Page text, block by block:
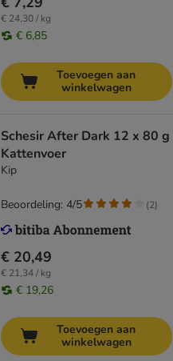
€ 24,30 / kg
€ 6,85
Toevoegen aan
winkelwagen
Schesir After Dark 12 x 80 g
Kattenvoer
Kip
€ 20,49
€ 21,34 / kg
€ 19,26
Beoordeling: 4/5 (2)
Toevoegen aan
winkelwagen